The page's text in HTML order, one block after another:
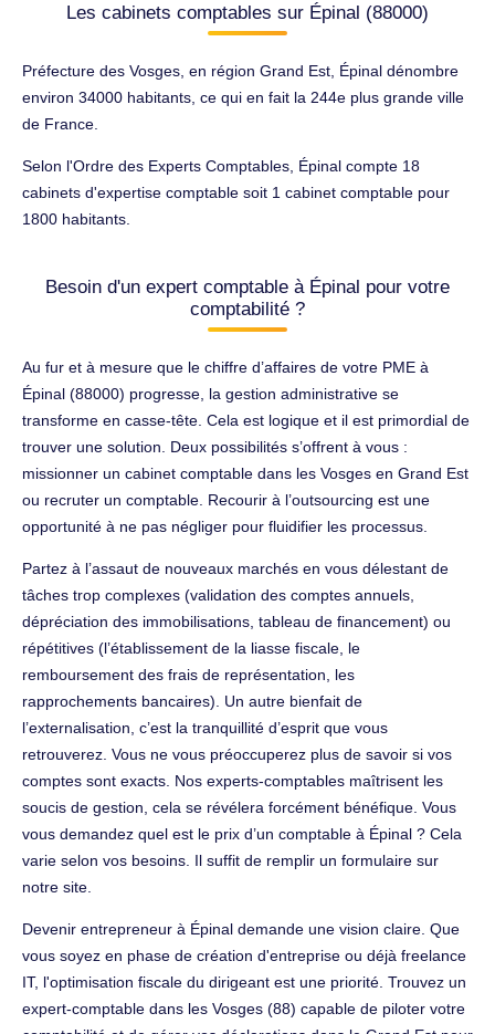
Les cabinets comptables sur Épinal (88000)
Préfecture des Vosges, en région Grand Est, Épinal dénombre
environ 34000 habitants, ce qui en fait la 244e plus grande ville
de France.
Selon l'Ordre des Experts Comptables, Épinal compte 18
cabinets d'expertise comptable soit 1 cabinet comptable pour
1800 habitants.
Besoin d'un expert comptable à Épinal pour votre
comptabilité ?
Au fur et à mesure que le chiffre d’affaires de votre PME à
Épinal (88000) progresse, la gestion administrative se
transforme en casse-tête. Cela est logique et il est primordial de
trouver une solution. Deux possibilités s’offrent à vous :
missionner un cabinet comptable dans les Vosges en Grand Est
ou recruter un comptable. Recourir à l’outsourcing est une
opportunité à ne pas négliger pour fluidifier les processus.
Partez à l’assaut de nouveaux marchés en vous délestant de
tâches trop complexes (validation des comptes annuels,
dépréciation des immobilisations, tableau de financement) ou
répétitives (l’établissement de la liasse fiscale, le
remboursement des frais de représentation, les
rapprochements bancaires). Un autre bienfait de
l’externalisation, c’est la tranquillité d’esprit que vous
retrouverez. Vous ne vous préoccuperez plus de savoir si vos
comptes sont exacts. Nos experts-comptables maîtrisent les
soucis de gestion, cela se révélera forcément bénéfique. Vous
vous demandez quel est le prix d’un comptable à Épinal ? Cela
varie selon vos besoins. Il suffit de remplir un formulaire sur
notre site.
Devenir entrepreneur à Épinal demande une vision claire. Que
vous soyez en phase de création d'entreprise ou déjà freelance
IT, l'optimisation fiscale du dirigeant est une priorité. Trouvez un
expert-comptable dans les Vosges (88) capable de piloter votre